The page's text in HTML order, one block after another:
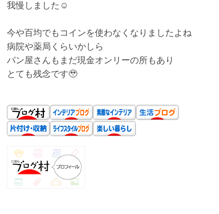
我慢しました☺️
今や百均でもコインを使わなくなりましたよね
病院や薬局くらいかしら
パン屋さんもまだ現金オンリーの所もあり
とても残念です🥹